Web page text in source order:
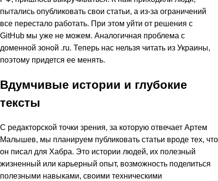
пытались опубликовать свои статьи, а из-за ограничений
все перестало работать. При этом уйти от решения с
GitHub мы уже не можем. Аналогичная проблема с
доменной зоной .ru. Теперь нас нельзя читать из Украины,
поэтому придется ее менять.
Вдумчивые истории и глубокие
тексты
С редакторской точки зрения, за которую отвечает Артем
Малышев, мы планируем публиковать статьи вроде тех, что
он писал для Хабра. Это истории людей, их полезный
жизненный или карьерный опыт, возможность поделиться
полезными навыками, своими техническими